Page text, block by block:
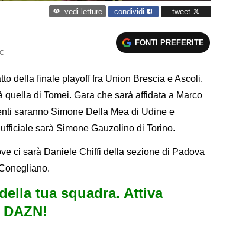
vedi letture condividi tweet
FONTI PREFERITE
della finale playoff fra Union Brescia e Ascoli.
di Tomei. Gara che sarà affidata a Marco
saranno Simone Della Mea di Udine e
sarà Simone Gauzolino di Torino.
ci sarà Daniele Chiffi della sezione di Padova
tua squadra. Attiva